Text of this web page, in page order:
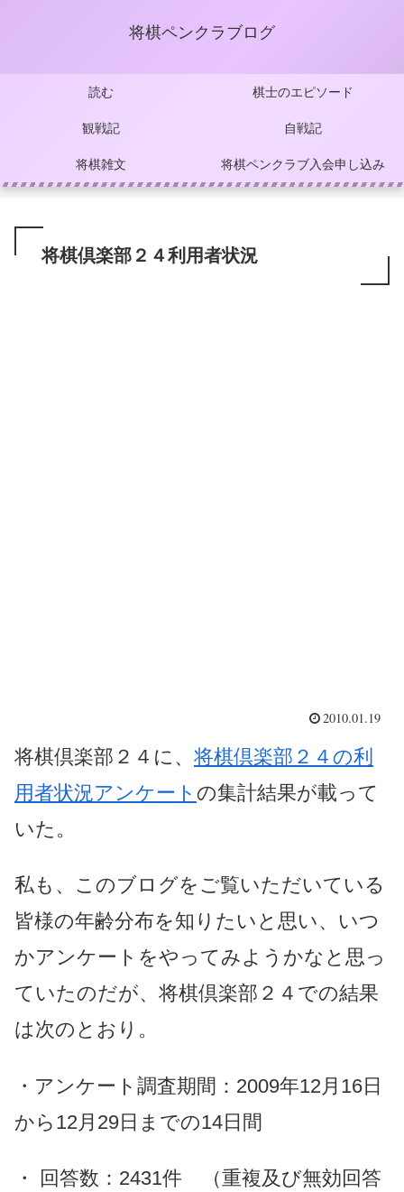
将棋ペンクラブログ
読む 棋士のエピソード
観戦記 自戦記
将棋雑文 将棋ペンクラブ入会申し込み
将棋倶楽部２４利用者状況
2010.01.19
将棋倶楽部２４に、 将棋倶楽部２４の利
用者状況アンケート の集計結果が載って
いた。
私も、このブログをご覧いただいている
皆様の年齢分布を知りたいと思い、いつ
かアンケートをやってみようかなと思っ
ていたのだが、将棋倶楽部２４での結果
は次のとおり。
・アンケート調査期間：2009年12月16日
から12月29日までの14日間
・ 回答数：2431件 （重複及び無効回答